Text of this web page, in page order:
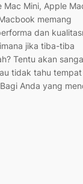
Mac Mini, Apple
memang
dan
jika tiba-tiba
Tentu akan
tidak tahu tempat
Anda yang